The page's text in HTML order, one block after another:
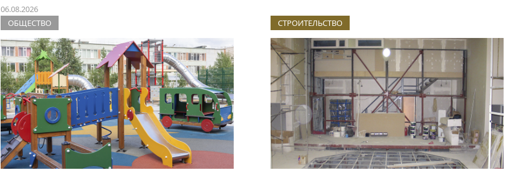
06.08.2026
ОБЩЕСТВО СТРОИТЕЛЬСТВО